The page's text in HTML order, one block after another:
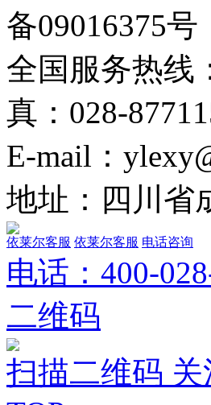
备09016375号
全国服务热线
真：028-
E-mail：
地址：四川省
依莱尔客服 依莱尔客服 电话咨询
电话： 400-
二维码
扫描二维码